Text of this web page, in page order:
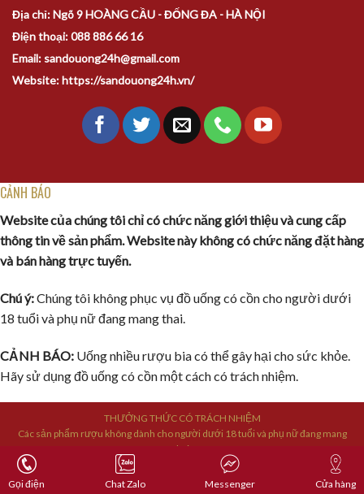
Địa chỉ: Ngõ 9 HOÀNG CẦU - ĐỐNG ĐA - HÀ NỘI
Điện thoại: 088 886 66 16
Email: sandouong24h@gmail.com
Website: https://sandouong24h.vn/
CẢNH BÁO
Website của chúng tôi chỉ có chức năng giới thiệu và cung cấp
thông tin về sản phẩm. Website này không có chức năng đặt hàng
và bán hàng trực tuyến.
Chú ý:Chúng tôi không phục vụ đồ uống có cồn cho người dưới
18 tuổi và phụ nữ đang mang thai.
CẢNH BÁO: Uống nhiều rượu bia có thể gây hại cho sức khỏe.
Hãy sử dụng đồ uống có cồn một cách có trách nhiệm.
THƯỞNG THỨC CÓ TRÁCH NHIỆM
Các sản phẩm rượu không dành cho người dưới 18 tuổi và phụ nữ đang mang
thai.
Bản quyền © 2019 sandouong24h.vn Hiện thân của sự cống hiến không ngừng
để đạt tới sự hoàn hảo
Gọi điện Chat Zalo Messenger Cửa hàng